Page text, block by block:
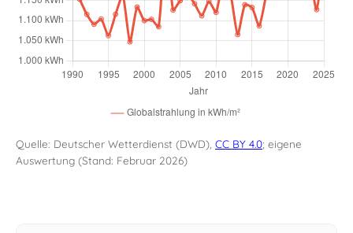
Quelle: Deutscher Wetterdienst (DWD), CC BY 4.0; eigene
Auswertung (Stand: Februar 2026)